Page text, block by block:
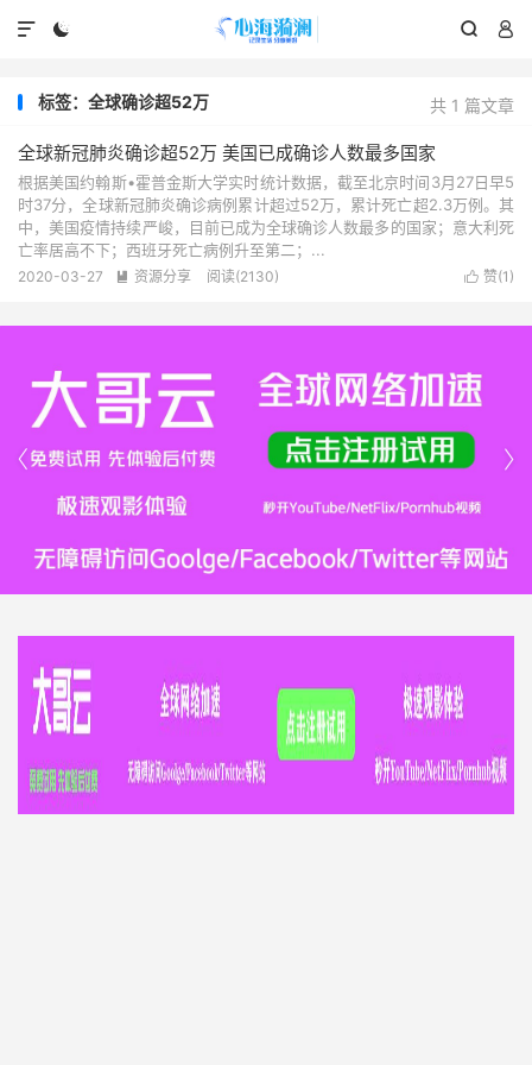
  

共 1 篇文章
标签：全球确诊超52万
全球新冠肺炎确诊超52万 美国已成确诊人数最多国家
根据美国约翰斯•霍普金斯大学实时统计数据，截至北京时间3月27日早5
时37分，全球新冠肺炎确诊病例累计超过52万，累计死亡超2.3万例。其
中，美国疫情持续严峻，目前已成为全球确诊人数最多的国家；意大利死
亡率居高不下；西班牙死亡病例升至第二；...
 赞(1 )
2020-03-27  资源分享 阅读(2130)

